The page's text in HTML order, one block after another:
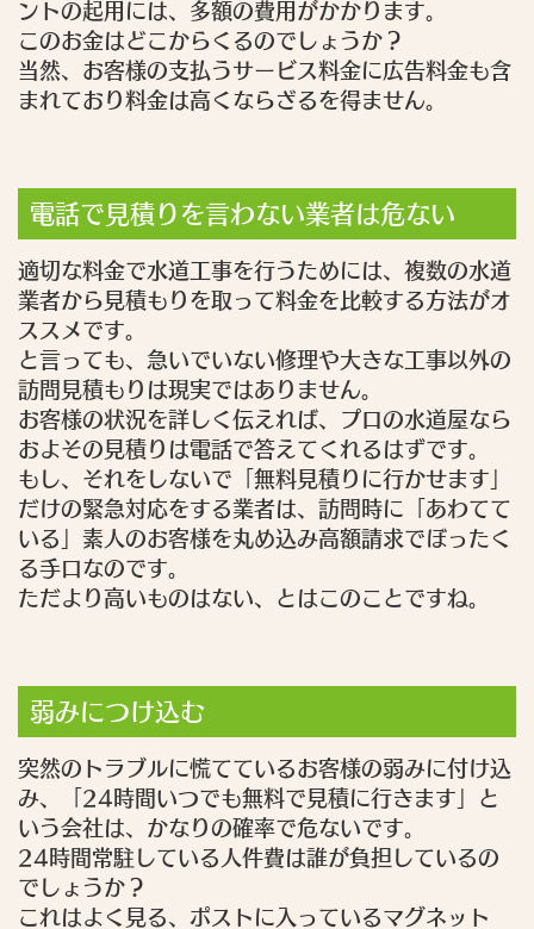
ントの起用には、多額の費用がかかります。
このお金はどこからくるのでしょうか？
当然、お客様の支払うサービス料金に広告料金も含
まれており料金は高くならざるを得ません。
電話で見積りを言わない業者は危ない
適切な料金で水道工事を行うためには、複数の水道
業者から見積もりを取って料金を比較する方法がオ
ススメです。
と言っても、急いでいない修理や大きな工事以外の
訪問見積もりは現実ではありません。
お客様の状況を詳しく伝えれば、プロの水道屋なら
およその見積りは電話で答えてくれるはずです。
もし、それをしないで「無料見積りに行かせます」
だけの緊急対応をする業者は、訪問時に「あわてて
いる」素人のお客様を丸め込み高額請求でぼったく
る手口なのです。
ただより高いものはない、とはこのことですね。
弱みにつけ込む
突然のトラブルに慌てているお客様の弱みに付け込
み、「24時間いつでも無料で見積に行きます」と
いう会社は、かなりの確率で危ないです。
24時間常駐している人件費は誰が負担しているの
でしょうか？
これはよく見る、ポストに入っているマグネット